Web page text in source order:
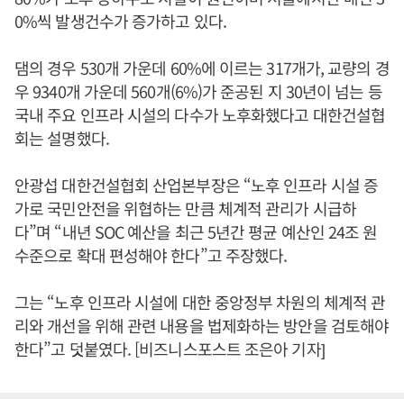
0%씩 발생건수가 증가하고 있다.
댐의 경우 530개 가운데 60%에 이르는 317개가, 교량의 경
우 9340개 가운데 560개(6%)가 준공된 지 30년이 넘는 등
국내 주요 인프라 시설의 다수가 노후화했다고 대한건설협
회는 설명했다.
안광섭 대한건설협회 산업본부장은 “노후 인프라 시설 증
가로 국민안전을 위협하는 만큼 체계적 관리가 시급하
다”며 “내년 SOC 예산을 최근 5년간 평균 예산인 24조 원
수준으로 확대 편성해야 한다”고 주장했다.
그는 “노후 인프라 시설에 대한 중앙정부 차원의 체계적 관
리와 개선을 위해 관련 내용을 법제화하는 방안을 검토해야
한다”고 덧붙였다. [비즈니스포스트 조은아 기자]